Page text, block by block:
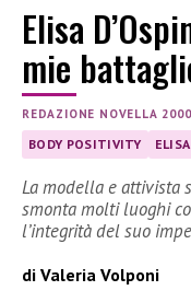
Elisa
mie
REDAZIONE NOVELLA 2000
BODY POSITIVITY
La modella e attivista
smonta molti luoghi
l’integrità del suo
di Valeria Volponi